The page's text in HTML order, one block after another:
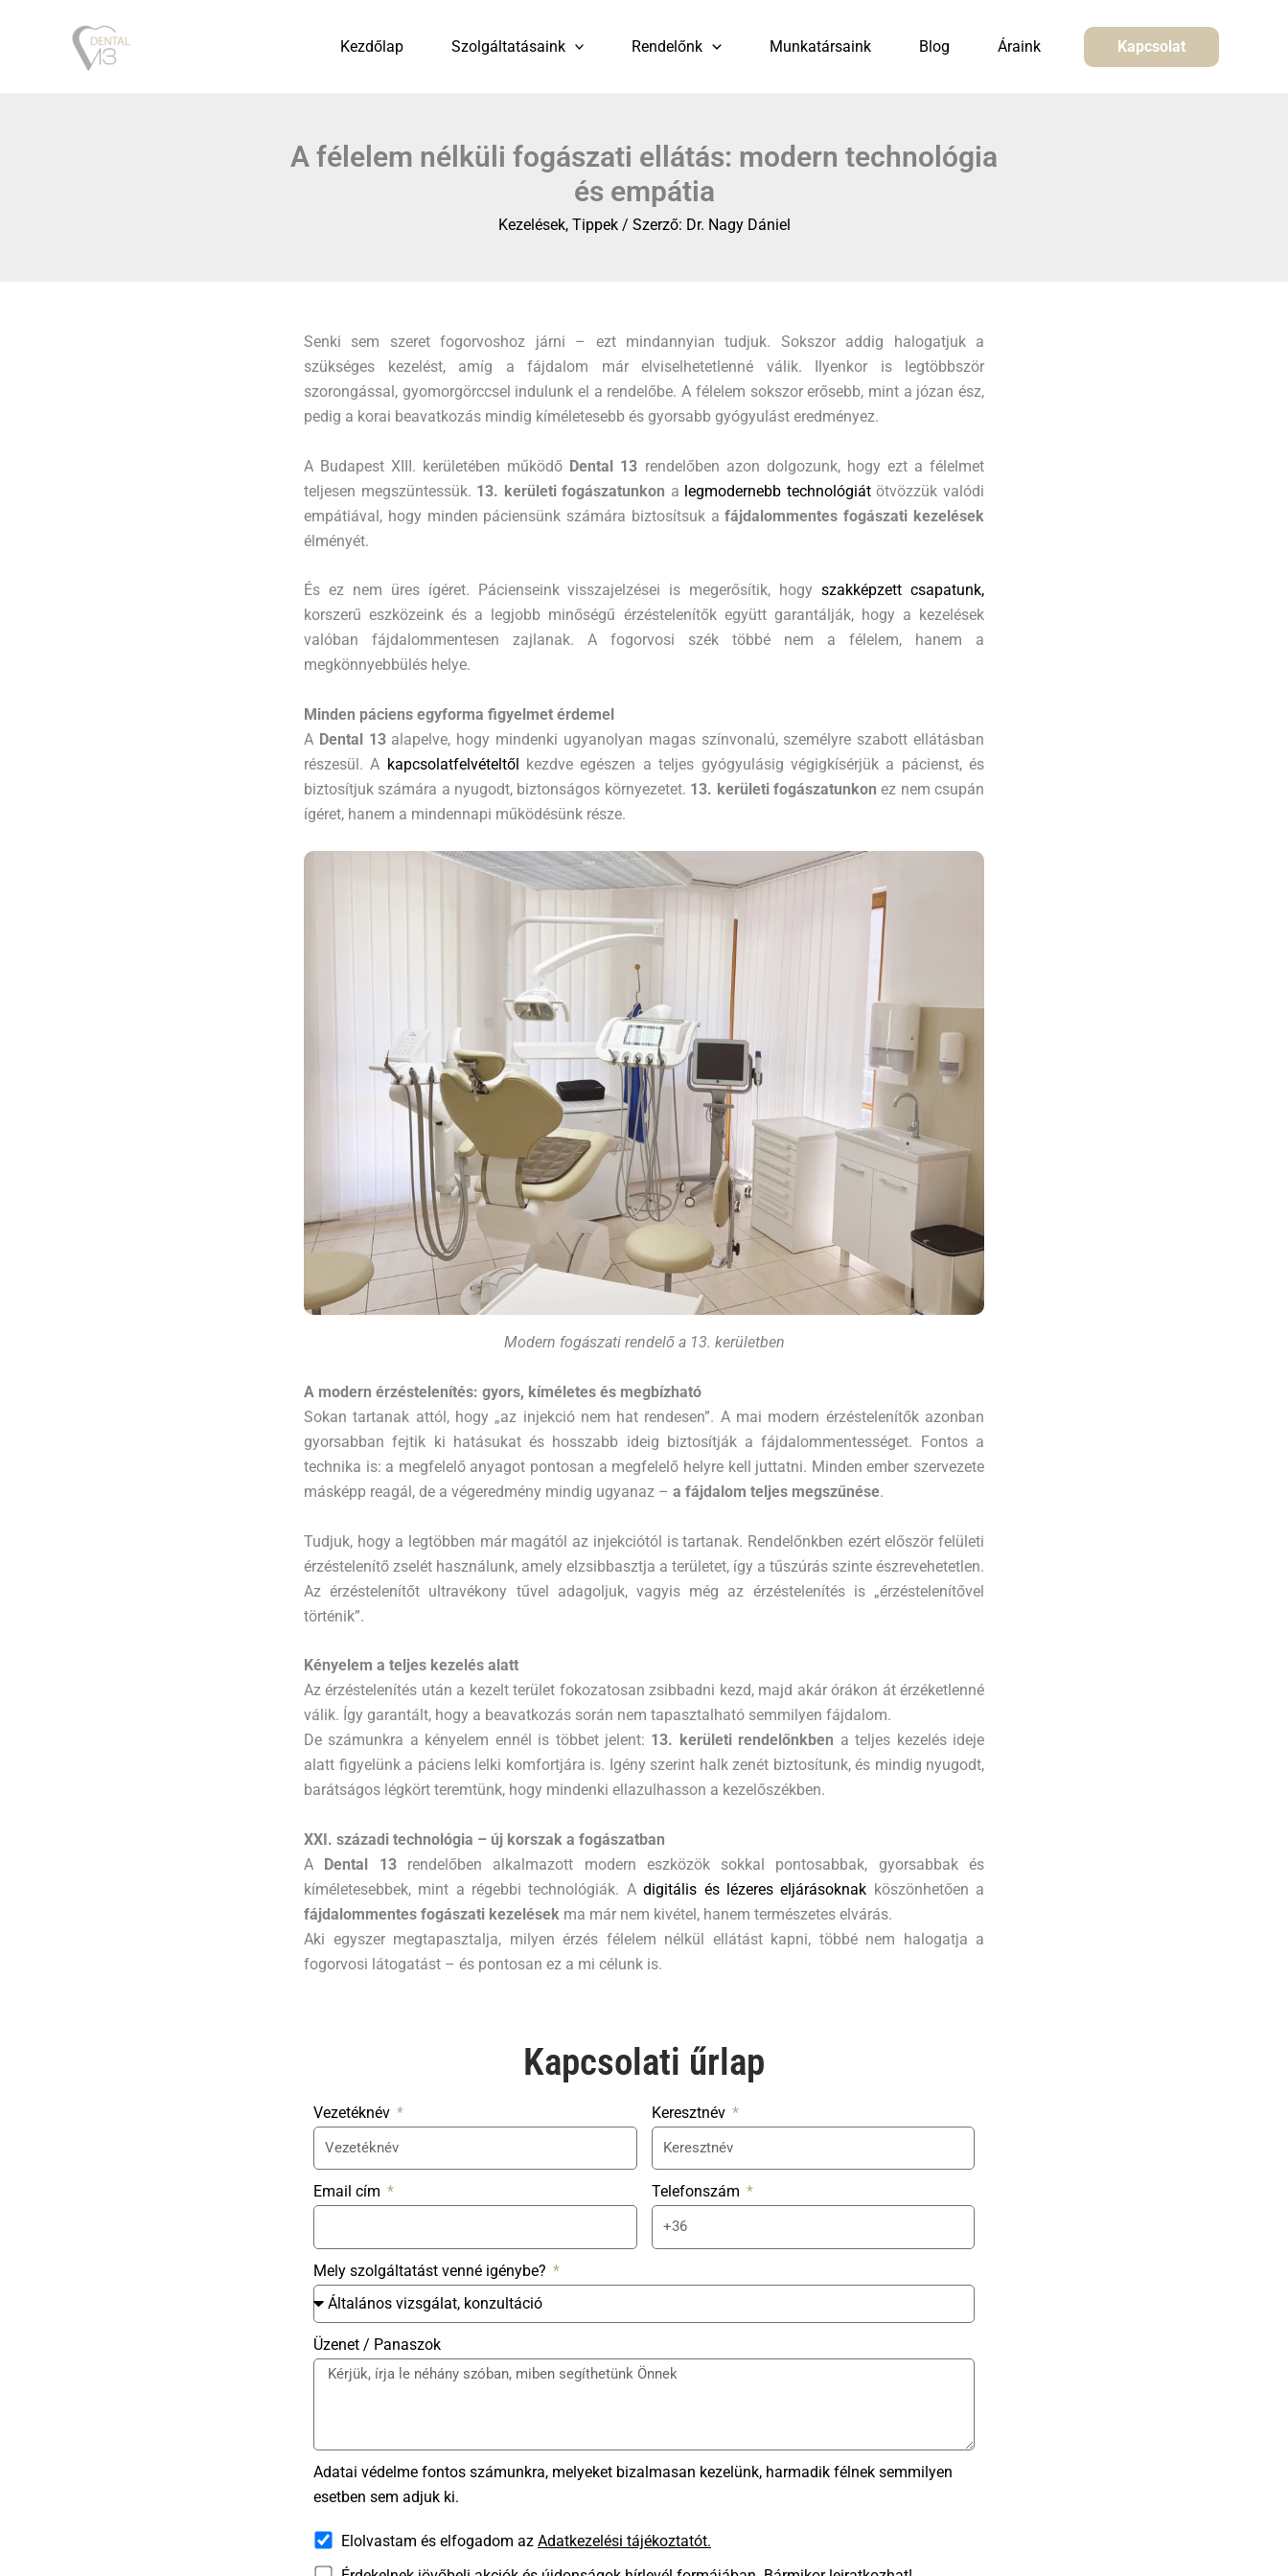
Kezdőlap Szolgáltatásaink Rendelőnk Munkatársaink Blog Áraink Kapcsolat
A félelem nélküli fogászati ellátás: modern technológia
és empátia
Kezelések, Tippek/ Szerző: Dr. Nagy Dániel
Senki sem szeret fogorvoshoz járni – ezt mindannyian tudjuk. Sokszor addig halogatjuk a
szükséges kezelést, amíg a fájdalom már elviselhetetlenné válik. Ilyenkor is legtöbbször
szorongással, gyomorgörccsel indulunk el a rendelőbe. A félelem sokszor erősebb, mint a józan ész,
pedig a korai beavatkozás mindig kíméletesebb és gyorsabb gyógyulást eredményez.
A Budapest XIII. kerületében működő Dental 13 rendelőben azon dolgozunk, hogy ezt a félelmet
teljesen megszüntessük. 13. kerületi fogászatunkon a legmodernebb technológiátötvözzük valódi
empátiával, hogy minden páciensünk számára biztosítsuk afájdalommentes fogászati kezelések
élményét.
És ez nem üres ígéret. Pácienseink visszajelzései is megerősítik, hogyszakképzett csapatunk,
korszerű eszközeink és a legjobb minőségű érzéstelenítők együtt garantálják, hogy a kezelések
valóban fájdalommentesen zajlanak. A fogorvosi szék többé nem a félelem, hanem a
megkönnyebbülés helye.
Minden páciens egyforma figyelmet érdemel
A Dental 13alapelve, hogy mindenki ugyanolyan magas színvonalú, személyre szabott ellátásban
részesül. A kapcsolatfelvételtől kezdve egészen a teljes gyógyulásig végigkísérjük a pácienst, és
biztosítjuk számára a nyugodt, biztonságos környezetet. 13. kerületi fogászatunkon ez nem csupán
ígéret, hanem a mindennapi működésünk része.
Modern fogászati rendelő a 13. kerületben
A modern érzéstelenítés: gyors, kíméletes és megbízható
Sokan tartanak attól, hogy „az injekció nem hat rendesen”. A mai modern érzéstelenítők azonban
gyorsabban fejtik ki hatásukat és hosszabb ideig biztosítják a fájdalommentességet. Fontos a
technika is: a megfelelő anyagot pontosan a megfelelő helyre kell juttatni. Minden ember szervezete
másképp reagál, de a végeredmény mindig ugyanaz – a fájdalom teljes megszűnése.
Tudjuk, hogy a legtöbben már magától az injekciótól is tartanak. Rendelőnkben ezért először felületi
érzéstelenítő zselét használunk, amely elzsibbasztja a területet, így a tűszúrás szinte észrevehetetlen.
Az érzéstelenítőt ultravékony tűvel adagoljuk, vagyis még az érzéstelenítés is „érzéstelenítővel
történik”.
Kényelem a teljes kezelés alatt
Az érzéstelenítés után a kezelt terület fokozatosan zsibbadni kezd, majd akár órákon át érzéketlenné
válik. Így garantált, hogy a beavatkozás során nem tapasztalható semmilyen fájdalom.
De számunkra a kényelem ennél is többet jelent: 13. kerületi rendelőnkben a teljes kezelés ideje
alatt figyelünk a páciens lelki komfortjára is. Igény szerint halk zenét biztosítunk, és mindig nyugodt,
barátságos légkört teremtünk, hogy mindenki ellazulhasson a kezelőszékben.
XXI. századi technológia – új korszak a fogászatban
A Dental 13rendelőben alkalmazott modern eszközök sokkal pontosabbak, gyorsabbak és
kíméletesebbek, mint a régebbi technológiák. Adigitális és lézeres eljárásoknak köszönhetően a
fájdalommentes fogászati kezelések ma már nem kivétel, hanem természetes elvárás.
Aki egyszer megtapasztalja, milyen érzés félelem nélkül ellátást kapni, többé nem halogatja a
fogorvosi látogatást – és pontosan ez a mi célunk is.
Kapcsolati űrlap​
Vezetéknév Keresztnév
Email cím Telefonszám
Mely szolgáltatást venné igénybe?
Üzenet / Panaszok
Adatai védelme fontos számunkra, melyeket bizalmasan kezelünk, harmadik félnek semmilyen
esetben sem adjuk ki.
Elolvastam és elfogadom az Adatkezelési tájékoztatót.